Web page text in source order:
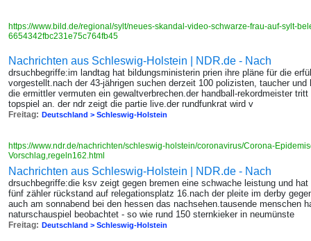
https://www.bild.de/regional/sylt/neues-skandal-video-schwarze-frau-auf-sylt-
6654342fbc231e75c764fb45
Nachrichten aus Schleswig-Holstein | NDR.de - Nach
drsuchbegriffe:im landtag hat bildungsministerin prien ihre pläne für die
vorgestellt.nach der 43-jährigen suchen derzeit 100 polizisten, taucher
die ermittler vermuten ein gewaltverbrechen.der handball-rekordmeister
topspiel an. der ndr zeigt die partie live.der rundfunkrat wird v
Freitag: Deutschland > Schleswig-Holstein
https://www.ndr.de/nachrichten/schleswig-holstein/coronavirus/Corona-
Vorschlag,regeln162.html
Nachrichten aus Schleswig-Holstein | NDR.de - Nach
drsuchbegriffe:die ksv zeigt gegen bremen eine schwache leistung und
fünf zähler rückstand auf relegationsplatz 16.nach der pleite im derby
auch am sonnabend bei den hessen das nachsehen.tausende menschen
naturschauspiel beobachtet - so wie rund 150 sternkieker in neumünste
Freitag: Deutschland > Schleswig-Holstein